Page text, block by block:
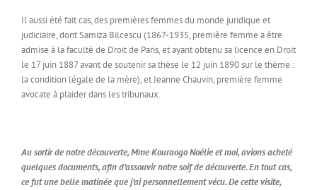
Il aussi été fait cas, des premières femmes du monde juridique et
judiciaire, dont Samiza Bilcescu (1867-1935, première femme a être
admise à la faculté de Droit de Paris, et ayant obtenu sa licence en Droit
le 17 juin 1887 avant de soutenir sa thèse le 12 juin 1890 sur le thème :
la condition légale de la mère), et Jeanne Chauvin, première femme
avocate à plaider dans les tribunaux.
Au sortir de notre découverte, Mme Kouraogo Noélie et moi, avions acheté
quelques documents, afin d’assouvir notre soif de découverte.En tout cas,
ce fut une belle matinée que j’ai personnellement vécu. De cette visite,